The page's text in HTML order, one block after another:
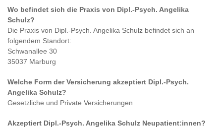
Wo befindet sich die Praxis von Dipl.-Psych. Angelika
Schulz?
Die Praxis von Dipl.-Psych. Angelika Schulz befindet sich an
folgendem Standort:
Schwanallee 30
35037 Marburg
Welche Form der Versicherung akzeptiert Dipl.-Psych.
Angelika Schulz?
Gesetzliche und Private Versicherungen
Akzeptiert Dipl.-Psych. Angelika Schulz Neupatient:innen?